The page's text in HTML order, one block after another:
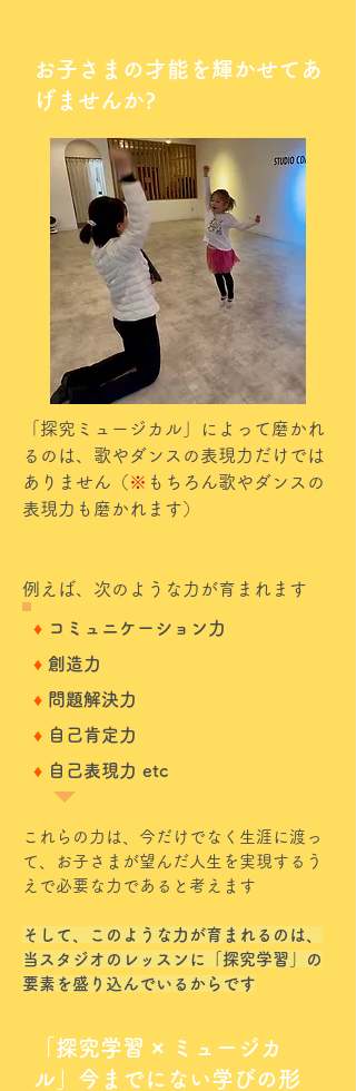
お子さまの才能を輝かせてあ
げませんか?
「探究ミュージカル」によって磨かれ
るのは、歌やダンスの表現力だけでは
ありません（ ※ もちろん歌やダンスの
表現力も磨かれます）
例えば、次のような力が育まれます
♦︎ コミュニケーション力
♦︎ 創造力
♦︎ 問題解決力
♦︎ 自己肯定力
♦︎ 自己表現力 etc
これらの力は、今だけでなく生涯に渡っ
て、お子さまが望んだ人生を実現するう
えで必要な力であると考えます
そして、このような力が育まれるのは、
当スタジオのレッスンに「探究学習」の
要素を盛り込んでいるからです
「探究学習 × ミュージカ
ル」今までにない学びの形